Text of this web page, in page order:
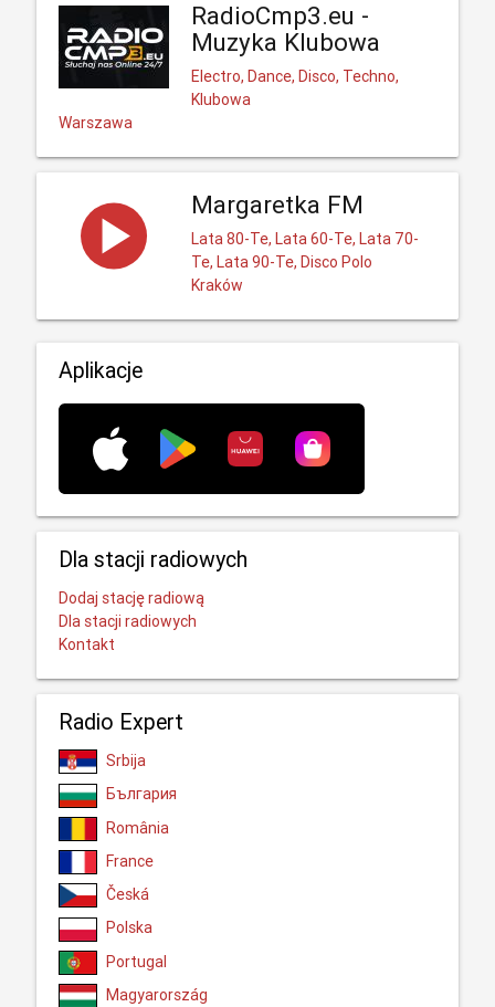
RadioCmp3.eu -
Muzyka Klubowa
Electro, Dance, Disco, Techno,
Klubowa
Warszawa
Margaretka FM
Lata 80-Te, Lata 60-Te, Lata 70-
Te, Lata 90-Te, Disco Polo
Kraków
Aplikacje
Dla stacji radiowych
Dodaj stację radiową
Dla stacji radiowych
Kontakt
Radio Expert
Srbija
България
România
France
Česká
Polska
Portugal
Magyarország